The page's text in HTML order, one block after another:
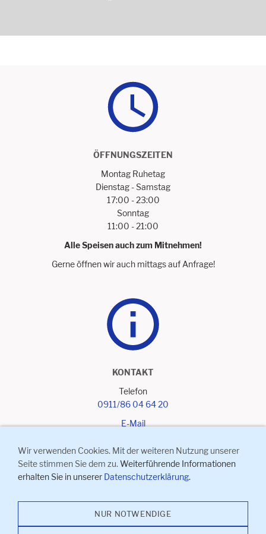
ÖFFNUNGSZEITEN
Montag Ruhetag
Dienstag - Samstag
17:00 - 23:00
Sonntag
11:00 - 21:00
Alle Speisen auch zum Mitnehmen!
Gerne öffnen wir auch mittags auf Anfrage!
KONTAKT
Telefon
0911/86 04 64 20
E-Mail
KontaktI AnfahrtIDatenschutzerklärung
Wir verwenden Cookies. Mit der weiteren Nutzung unserer
Seite stimmen Sie dem zu. Weiterführende Informationen
erhalten Sie in unserer Datenschutzerklärung.
NUR NOTWENDIGE